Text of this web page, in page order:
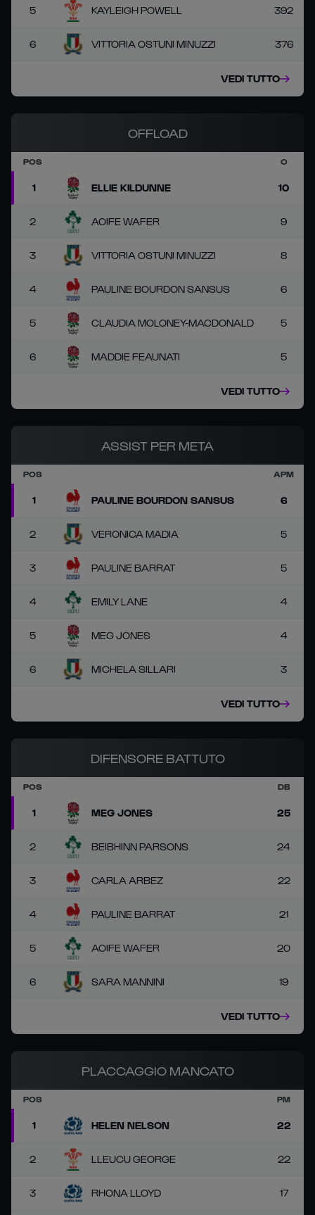
5 KAYLEIGH POWELL 392
6 VITTORIA OSTUNI MINUZZI 376
VEDI TUTTO
OFFLOAD
POS O
1 ELLIE KILDUNNE 10
2 AOIFE WAFER 9
3 VITTORIA OSTUNI MINUZZI 8
4 PAULINE BOURDON SANSUS 6
5 CLAUDIA MOLONEY-MACDONALD 5
6 MADDIE FEAUNATI 5
VEDI TUTTO
ASSIST PER META
POS APM
1 PAULINE BOURDON SANSUS 6
2 VERONICA MADIA 5
3 PAULINE BARRAT 5
4 EMILY LANE 4
5 MEG JONES 4
6 MICHELA SILLARI 3
VEDI TUTTO
DIFENSORE BATTUTO
POS DB
1 MEG JONES 25
2 BEIBHINN PARSONS 24
3 CARLA ARBEZ 22
4 PAULINE BARRAT 21
5 AOIFE WAFER 20
6 SARA MANNINI 19
VEDI TUTTO
PLACCAGGIO MANCATO
POS PM
1 HELEN NELSON 22
2 LLEUCU GEORGE 22
3 RHONA LLOYD 17